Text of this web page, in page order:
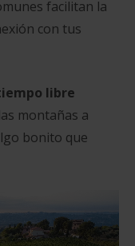
facilitan la
con tus
libre
montañas a
bonito que